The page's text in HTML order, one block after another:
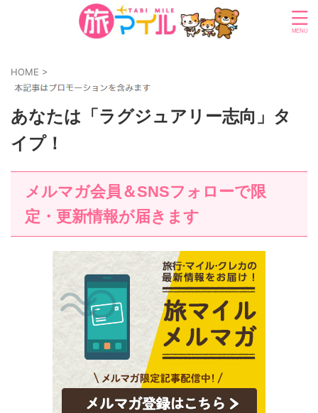
HOME >
あなたは「ラグジュアリー志向」タ
イプ！
メルマガ会員＆SNSフォローで限
定・更新情報が届きます